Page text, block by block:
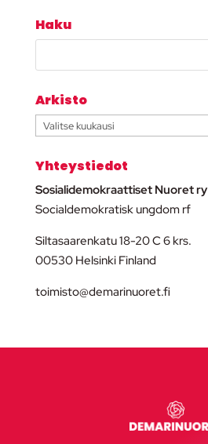
Haku
Arkisto
Arkisto
Yhteystiedot
Sosialidemokraattiset Nuoret ry
Socialdemokratisk ungdom rf
Siltasaarenkatu 18-20 C 6 krs.
00530 Helsinki Finland
toimisto@demarinuoret.fi